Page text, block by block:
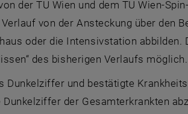
der TU Wien und dem TU Wien-
von der Ansteckung über den
oder die Intensivstation abbilden.
des bisherigen Verlaufs möglich.
Dunkelziffer und bestätigte
der Gesamterkrankten